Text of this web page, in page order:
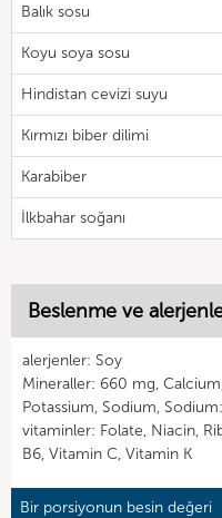
Balık sosu
Koyu soya sosu
Hindistan cevizi suyu
Kırmızı biber dilimi
Karabiber
İlkbahar soğanı
Beslenme ve
alerjenler: Soy
Mineraller: 660 mg,
Potassium, Sodium,
vitaminler: Folate, Niacin,
B6, Vitamin C, Vitamin K
Bir porsiyonun besin değeri